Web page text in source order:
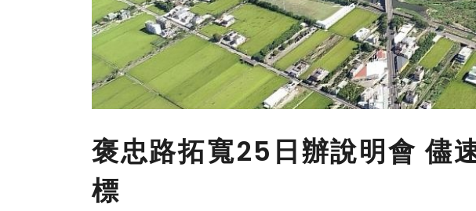
褒忠路拓寬25日辦說明會 儘
標